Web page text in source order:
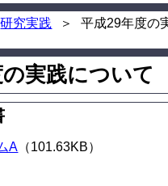
研究実践 平成29年度の
実践について
A （101.63KB）